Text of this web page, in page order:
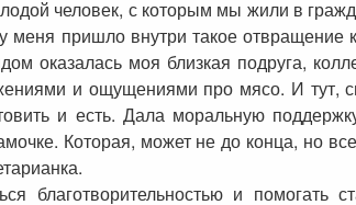
человек, с которым мы жили в
пришло внутри такое отвращение
оказалась моя близкая подруга,
и ощущениями про мясо. И тут,
и есть. Дала моральную
Которая, может не до конца, но
и помогать